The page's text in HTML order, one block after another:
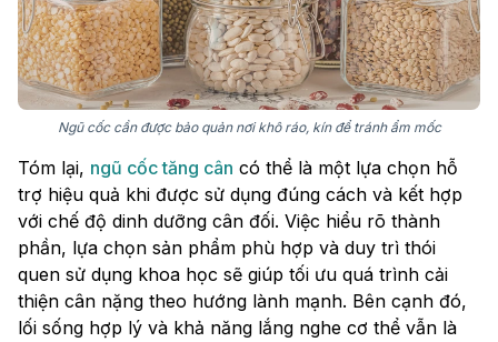
Ngũ cốc cần được bảo quản nơi khô ráo, kín để tránh ẩm mốc
Tóm lại, ngũ cốc tăng cân có thể là một lựa chọn hỗ
trợ hiệu quả khi được sử dụng đúng cách và kết hợp
với chế độ dinh dưỡng cân đối. Việc hiểu rõ thành
phần, lựa chọn sản phẩm phù hợp và duy trì thói
quen sử dụng khoa học sẽ giúp tối ưu quá trình cải
thiện cân nặng theo hướng lành mạnh. Bên cạnh đó,
lối sống hợp lý và khả năng lắng nghe cơ thể vẫn là